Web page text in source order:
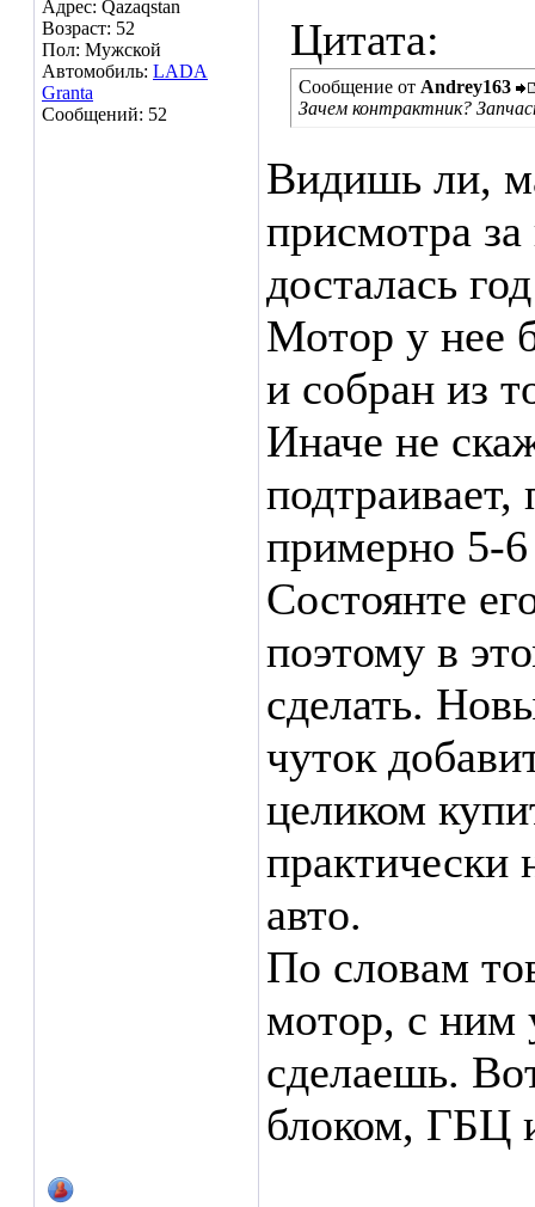
Адрес: Qazaqstan
Возраст: 52
Пол: Мужской
Автомобиль: LADA
Granta
Сообщений: 52
Цитата:
Сообщение от Andrey163
Зачем контрактник?
Видишь ли,
присмотра
досталась
Мотор у нее
и собран из
Иначе не
примерно 5-
Состоянте
поэтому в
сделать.
чуток
целиком
практически
авто.
По словам
мотор, с ним
сделаешь.
блоком, ГБЦ